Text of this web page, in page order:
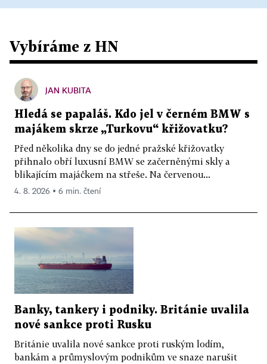
Vybíráme z HN
JAN KUBITA
Hledá se papaláš. Kdo jel v černém BMW s
majákem skrze „Turkovu“ křižovatku?
Před několika dny se do jedné pražské křižovatky
přihnalo obří luxusní BMW se začerněnými skly a
blikajícím majáčkem na střeše. Na červenou...
4. 8. 2026 ▪ 6 min. čtení
Banky, tankery i podniky. Británie uvalila
nové sankce proti Rusku
Británie uvalila nové sankce proti ruským lodím,
bankám a průmyslovým podnikům ve snaze narušit